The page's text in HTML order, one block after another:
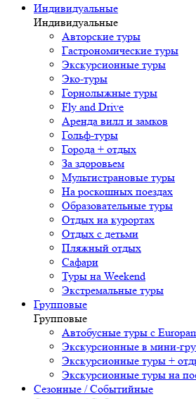
Индивидуальные
Индивидуальные
Авторские туры
Гастрономические туры
Экскурсионные туры
Эко-туры
Горнолыжные туры
Fly and Drive
Аренда вилл и замков
Гольф-туры
Города + отдых
За здоровьем
Мультистрановые туры
На роскошных поездах
Образовательные туры
Отдых на курортах
Отдых с детьми
Пляжный отдых
Сафари
Туры на Weekend
Экстремальные туры
Групповые
Групповые
Автобусные туры с
Экскурсионные в мини-
Экскурсионные туры +
Экскурсионные туры на
Сезонные / Событийные